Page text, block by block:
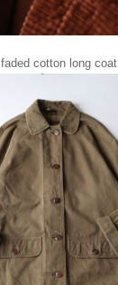
faded cotton long coat